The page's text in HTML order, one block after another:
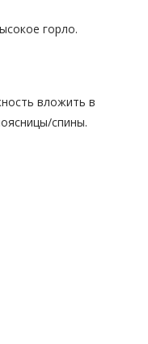
горло.
вложить в
спины.